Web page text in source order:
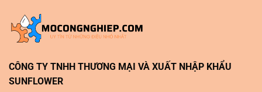
CÔNG TY TNHH THƯƠNG MẠI VÀ XUẤT NHẬP KHẨU
SUNFLOWER